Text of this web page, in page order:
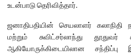
உடன்பாடு தெரிவித்தார்.
ஜனாதிபதியின் செயலாளர்
மற்றும் சுவிட்சர்லாந்து
ஆகியோருக்கிடையிலான